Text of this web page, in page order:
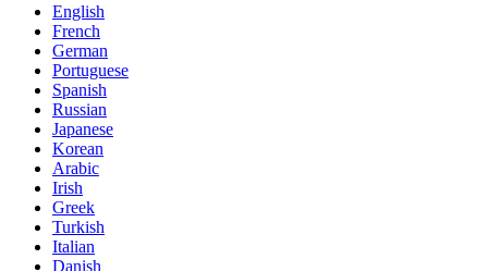
English
French
German
Portuguese
Spanish
Russian
Japanese
Korean
Arabic
Irish
Greek
Turkish
Italian
Danish